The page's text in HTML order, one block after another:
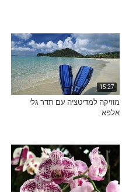
15:27
מוזיקה למדיטציה עם תדר גלי
אלפא